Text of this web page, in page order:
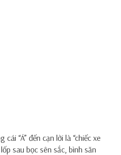
“Á” đến cạn lời là “chiếc xe
sau bọc sên sắc, bình săn